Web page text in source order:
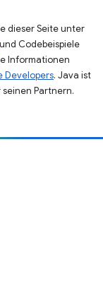
dieser Seite unter
und Codebeispiele
Informationen
Developers. Java ist
Partnern.